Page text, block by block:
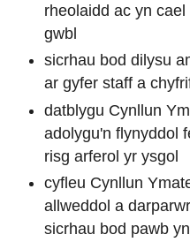
rheolaidd ac yn
gwbl
sicrhau bod dilysu
ar gyfer staff a
datblygu Cynllun
adolygu'n flynyddol
risg arferol yr ysgol
cyfleu Cynllun
allweddol a
sicrhau bod pawb